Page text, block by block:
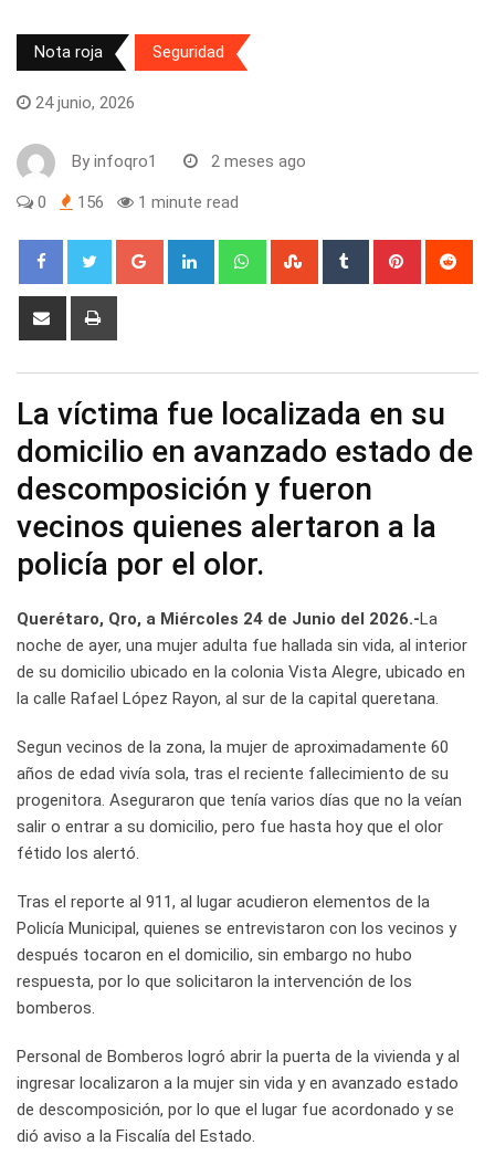
Nota roja Seguridad
24 junio, 2026
By infoqro1 2 meses ago
0 156 1 minute read
Google+ LinkedIn WhatsappStumbleUpon
Tumblr Pinterest
Share
La víctima fue localizada en su
domicilio en avanzado estado de
descomposición y fueron
vecinos quienes alertaron a la
policía por el olor.
Querétaro, Qro, a Miércoles 24 de Junio del 2026.-La
noche de ayer, una mujer adulta fue hallada sin vida, al interior
de su domicilio ubicado en la colonia Vista Alegre, ubicado en
la calle Rafael López Rayon, al sur de la capital queretana.
Segun vecinos de la zona, la mujer de aproximadamente 60
años de edad vivía sola, tras el reciente fallecimiento de su
progenitora. Aseguraron que tenía varios días que no la veían
salir o entrar a su domicilio, pero fue hasta hoy que el olor
fétido los alertó.
Tras el reporte al 911, al lugar acudieron elementos de la
Policía Municipal, quienes se entrevistaron con los vecinos y
después tocaron en el domicilio, sin embargo no hubo
respuesta, por lo que solicitaron la intervención de los
bomberos.
Personal de Bomberos logró abrir la puerta de la vivienda y al
ingresar localizaron a la mujer sin vida y en avanzado estado
de descomposición, por lo que el lugar fue acordonado y se
dió aviso a la Fiscalía del Estado.